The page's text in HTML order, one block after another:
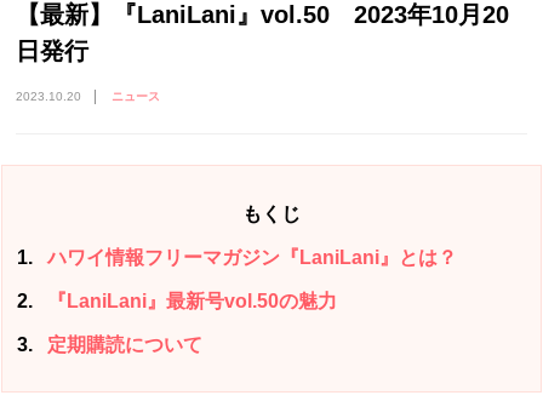
【最新】『LaniLani』vol.50 2023年10月20
日発行
2023.10.20 ニュース
もくじ
1 ハワイ情報フリーマガジン『LaniLani』とは？
2 『LaniLani』最新号vol.50の魅力
3 定期購読について